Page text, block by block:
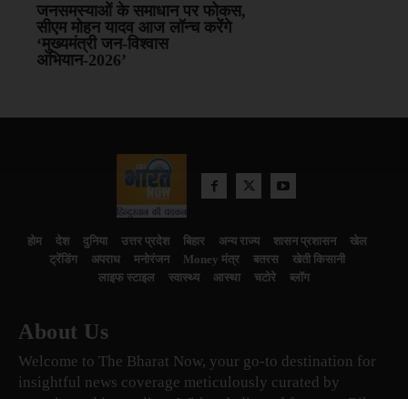
जनसमस्याओं के समाधान पर फोकस,
सीएम मोहन यादव आज लॉन्च करेंगे
‘मुख्यमंत्री जन-विश्वास
अभियान-2026’
होम देश दुनिया उत्तर प्रदेश बिहार अन्य राज्य शासन प्रशासन
खेल
ट्रेंडिंग
अपराध मनोरंजन Money मंत्र बतरस
खेती किसानी
लाइफ स्टाइल
स्वास्थ्य आस्था चटोरे ब्लॉग
About Us
Welcome to The Bharat Now, your go-to destination for
insightful news coverage meticulously curated by